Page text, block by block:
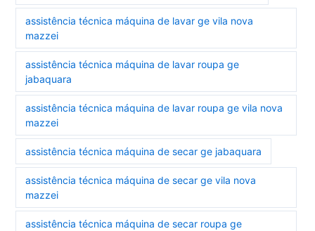
assistência técnica máquina de lavar ge vila nova
mazzei
assistência técnica máquina de lavar roupa ge
jabaquara
assistência técnica máquina de lavar roupa ge vila nova
mazzei
assistência técnica máquina de secar ge jabaquara
assistência técnica máquina de secar ge vila nova
mazzei
assistência técnica máquina de secar roupa ge